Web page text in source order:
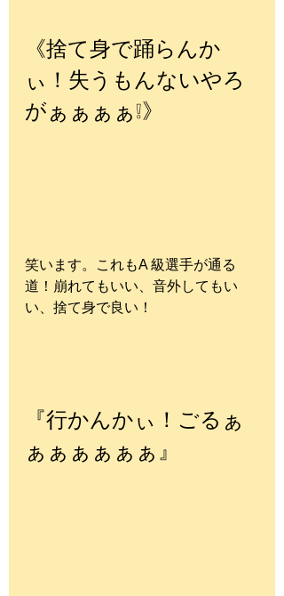
《捨て身で踊らんか
ぃ！失うもんないやろ
がぁぁぁぁ❕》
笑います。これもA 級選手が通る
道！崩れてもいい、音外してもい
い、捨て身で良い！
『行かんかぃ！ごるぁ
ぁぁぁぁぁぁ』